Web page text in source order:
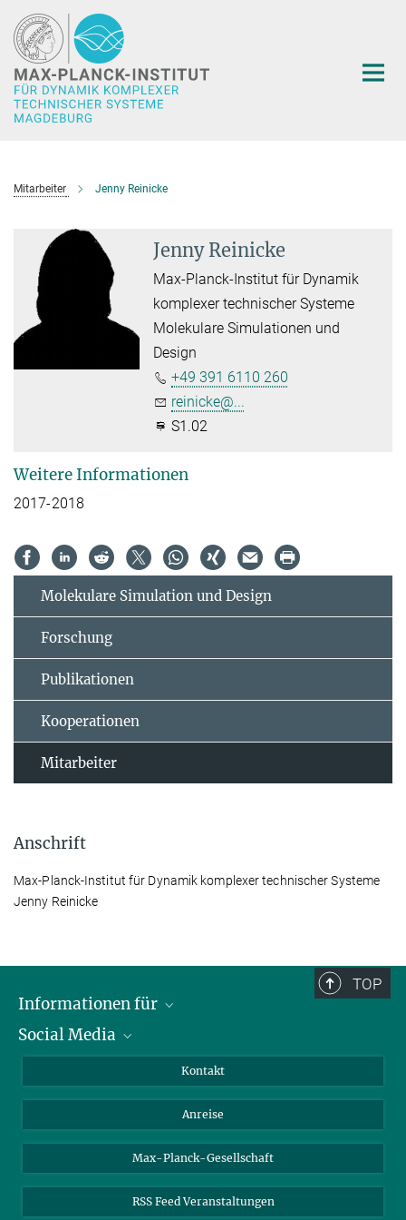
Hauptinhalt
Mitarbeiter Jenny Reinicke
Jenny Reinicke
Max-Planck-Institut für Dynamik
komplexer technischer Systeme
Molekulare Simulationen und
Design
+49 391 6110 260
reinicke@...
S1.02
Weitere Informationen
2017-2018
Molekulare Simulation und Design
Forschung
Publikationen
Kooperationen
Mitarbeiter
Anschrift
Max-Planck-Institut für Dynamik komplexer technischer Systeme
Jenny Reinicke
TOP
Informationen für
Wissenschaftlerinnen und Wissenschaftler
Bewerberinnen und Bewerber
Medienvertreter
Schülerinnen und Schüler
Social Media
YouTube
Mastodon
Kontakt
Anreise
Max-Planck-Gesellschaft
RSS Feed Veranstaltungen